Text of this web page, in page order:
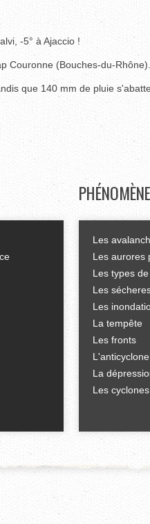
-5° à Ajaccio !
Couronne (Bouches-du-Rhône).
que 140 mm de pluie
Les
Les aurores
Les types
Les
Les
La tempête
Les fronts
L'anticyclone
La
Les cyclones